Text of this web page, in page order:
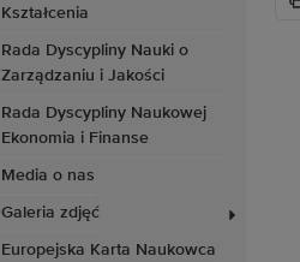
Kształcenia
Rada Dyscypliny Nauki o
Zarządzaniu i Jakości
Rada Dyscypliny Naukowej
Ekonomia i Finanse
Media o nas
Galeria zdjęć
Europejska Karta Naukowca